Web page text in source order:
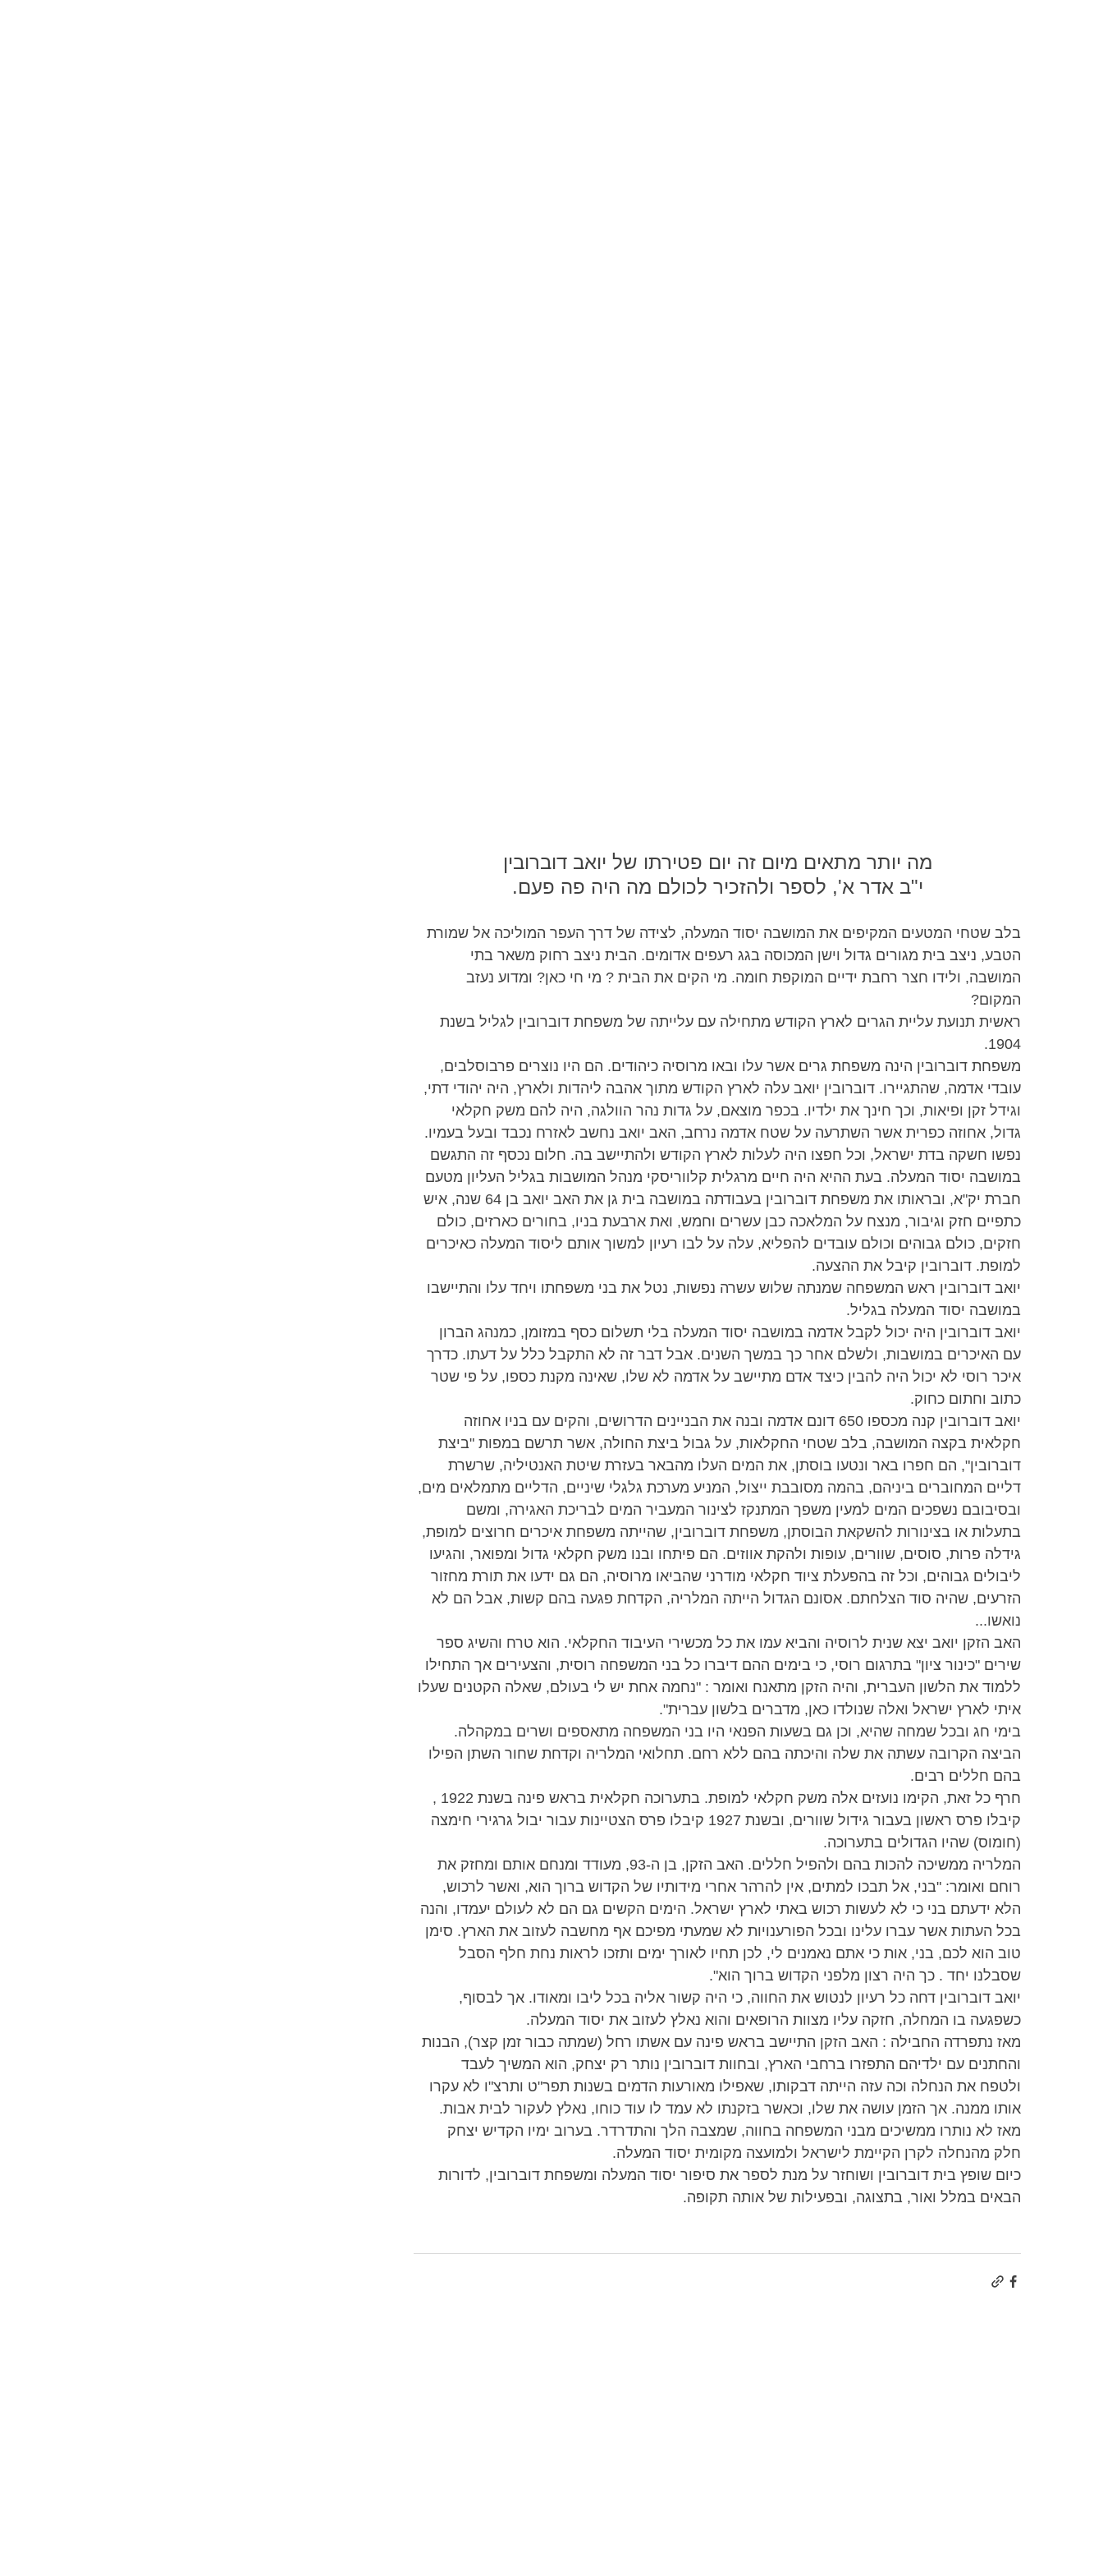
מה יותר מתאים מיום זה יום פטירתו של יואב דוברובין
י"ב אדר א', לספר ולהזכיר לכולם מה היה פה פעם.
בלב שטחי המטעים המקיפים את המושבה יסוד המעלה, לצידה של דרך העפר המוליכה אל שמורת
הטבע, ניצב בית מגורים גדול וישן המכוסה בגג רעפים אדומים. הבית ניצב רחוק משאר בתי
המושבה, ולידו חצר רחבת ידיים המוקפת חומה. מי הקים את הבית ? מי חי כאן? ומדוע נעזב
המקום?
ראשית תנועת עליית הגרים לארץ הקודש מתחילה עם עלייתה של משפחת דוברובין לגליל בשנת
1904.
משפחת דוברובין הינה משפחת גרים אשר עלו ובאו מרוסיה כיהודים. הם היו נוצרים פרבוסלבים,
עובדי אדמה, שהתגיירו. דוברובין יואב עלה לארץ הקודש מתוך אהבה ליהדות ולארץ, היה יהודי דתי,
וגידל זקן ופיאות, וכך חינך את ילדיו. בכפר מוצאם, על גדות נהר הוולגה, היה להם משק חקלאי
גדול, אחוזה כפרית אשר השתרעה על שטח אדמה נרחב, האב יואב נחשב לאזרח נכבד ובעל בעמיו.
נפשו חשקה בדת ישראל, וכל חפצו היה לעלות לארץ הקודש ולהתיישב בה. חלום נכסף זה התגשם
במושבה יסוד המעלה. בעת ההיא היה חיים מרגלית קלווריסקי מנהל המושבות בגליל העליון מטעם
חברת יק"א, ובראותו את משפחת דוברובין בעבודתה במושבה בית גן את האב יואב בן 64 שנה, איש
כתפיים חזק וגיבור, מנצח על המלאכה כבן עשרים וחמש, ואת ארבעת בניו, בחורים כארזים, כולם
חזקים, כולם גבוהים וכולם עובדים להפליא, עלה על לבו רעיון למשוך אותם ליסוד המעלה כאיכרים
למופת. דוברובין קיבל את ההצעה.
יואב דוברובין ראש המשפחה שמנתה שלוש עשרה נפשות, נטל את בני משפחתו ויחד עלו והתיישבו
במושבה יסוד המעלה בגליל.
יואב דוברובין היה יכול לקבל אדמה במושבה יסוד המעלה בלי תשלום כסף במזומן, כמנהג הברון
עם האיכרים במושבות, ולשלם אחר כך במשך השנים. אבל דבר זה לא התקבל כלל על דעתו. כדרך
איכר רוסי לא יכול היה להבין כיצד אדם מתיישב על אדמה לא שלו, שאינה מקנת כספו, על פי שטר
כתוב וחתום כחוק.
יואב דוברובין קנה מכספו 650 דונם אדמה ובנה את הבניינים הדרושים, והקים עם בניו אחוזה
חקלאית בקצה המושבה, בלב שטחי החקלאות, על גבול ביצת החולה, אשר תרשם במפות "ביצת
דוברובין", הם חפרו באר ונטעו בוסתן, את המים העלו מהבאר בעזרת שיטת האנטיליה, שרשרת
דליים המחוברים ביניהם, בהמה מסובבת ייצול, המניע מערכת גלגלי שיניים, הדליים מתמלאים מים,
ובסיבובם נשפכים המים למעין משפך המתנקז לצינור המעביר המים לבריכת האגירה, ומשם
בתעלות או בצינורות להשקאת הבוסתן, משפחת דוברובין, שהייתה משפחת איכרים חרוצים למופת,
גידלה פרות, סוסים, שוורים, עופות ולהקת אווזים. הם פיתחו ובנו משק חקלאי גדול ומפואר, והגיעו
ליבולים גבוהים, וכל זה בהפעלת ציוד חקלאי מודרני שהביאו מרוסיה, הם גם ידעו את תורת מחזור
הזרעים, שהיה סוד הצלחתם. אסונם הגדול הייתה המלריה, הקדחת פגעה בהם קשות, אבל הם לא
נואשו...
האב הזקן יואב יצא שנית לרוסיה והביא עמו את כל מכשירי העיבוד החקלאי. הוא טרח והשיג ספר
שירים "כינור ציון" בתרגום רוסי, כי בימים ההם דיברו כל בני המשפחה רוסית, והצעירים אך התחילו
ללמוד את הלשון העברית, והיה הזקן מתאנח ואומר : "נחמה אחת יש לי בעולם, שאלה הקטנים שעלו
איתי לארץ ישראל ואלה שנולדו כאן, מדברים בלשון עברית".
בימי חג ובכל שמחה שהיא, וכן גם בשעות הפנאי היו בני המשפחה מתאספים ושרים במקהלה.
הביצה הקרובה עשתה את שלה והיכתה בהם ללא רחם. תחלואי המלריה וקדחת שחור השתן הפילו
בהם חללים רבים.
חרף כל זאת, הקימו נועזים אלה משק חקלאי למופת. בתערוכה חקלאית בראש פינה בשנת 1922 ,
קיבלו פרס ראשון בעבור גידול שוורים, ובשנת 1927 קיבלו פרס הצטיינות עבור יבול גרגירי חימצה
(חומוס) שהיו הגדולים בתערוכה.
המלריה ממשיכה להכות בהם ולהפיל חללים. האב הזקן, בן ה-93, מעודד ומנחם אותם ומחזק את
רוחם ואומר: "בני, אל תבכו למתים, אין להרהר אחרי מידותיו של הקדוש ברוך הוא, ואשר לרכוש,
הלא ידעתם בני כי לא לעשות רכוש באתי לארץ ישראל. הימים הקשים גם הם לא לעולם יעמדו, והנה
בכל העתות אשר עברו עלינו ובכל הפורענויות לא שמעתי מפיכם אף מחשבה לעזוב את הארץ. סימן
טוב הוא לכם, בני, אות כי אתם נאמנים לי, לכן תחיו לאורך ימים ותזכו לראות נחת חלף הסבל
שסבלנו יחד . כך היה רצון מלפני הקדוש ברוך הוא".
יואב דוברובין דחה כל רעיון לנטוש את החווה, כי היה קשור אליה בכל ליבו ומאודו. אך לבסוף,
כשפגעה בו המחלה, חזקה עליו מצוות הרופאים והוא נאלץ לעזוב את יסוד המעלה.
מאז נתפרדה החבילה : האב הזקן התיישב בראש פינה עם אשתו רחל (שמתה כבור זמן קצר), הבנות
והחתנים עם ילדיהם התפזרו ברחבי הארץ, ובחוות דוברובין נותר רק יצחק, הוא המשיך לעבד
ולטפח את הנחלה וכה עזה הייתה דבקותו, שאפילו מאורעות הדמים בשנות תפר"ט ותרצ"ו לא עקרו
אותו ממנה. אך הזמן עושה את שלו, וכאשר בזקנתו לא עמד לו עוד כוחו, נאלץ לעקור לבית אבות.
מאז לא נותרו ממשיכים מבני המשפחה בחווה, שמצבה הלך והתדרדר. בערוב ימיו הקדיש יצחק
חלק מהנחלה לקרן הקיימת לישראל ולמועצה מקומית יסוד המעלה.
כיום שופץ בית דוברובין ושוחזר על מנת לספר את סיפור יסוד המעלה ומשפחת דוברובין, לדורות
הבאים במלל ואור, בתצוגה, ובפעילות של אותה תקופה.